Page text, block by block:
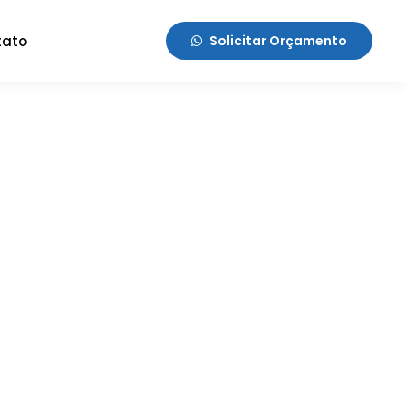
Solicitar Orçamento